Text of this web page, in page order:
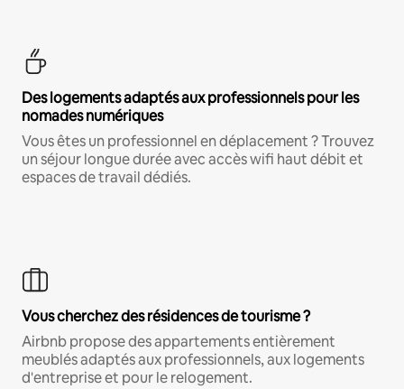
Des logements adaptés aux professionnels pour les
nomades numériques
Vous êtes un professionnel en déplacement ? Trouvez
un séjour longue durée avec accès wifi haut débit et
espaces de travail dédiés.
Vous cherchez des résidences de tourisme ?
Airbnb propose des appartements entièrement
meublés adaptés aux professionnels, aux logements
d'entreprise et pour le relogement.